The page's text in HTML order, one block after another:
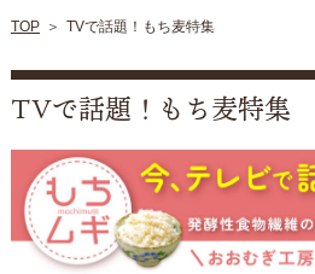
TOP TVで話題！もち麦特集
TVで話題！もち麦特集